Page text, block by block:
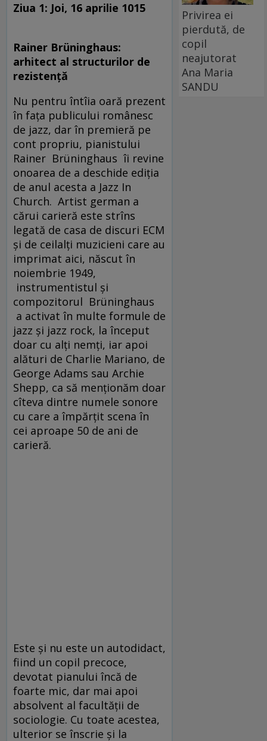
Ziua 1: Joi, 16 aprilie 1015
Rainer Brüninghaus:
arhitect al structurilor de
rezistenţă
Nu pentru întîia oară prezent
în faţa publicului românesc
de jazz, dar în premieră pe
cont propriu, pianistului
Rainer Brüninghaus îi revine
onoarea de a deschide ediţia
de anul acesta a Jazz In
Church. Artist german a
cărui carieră este strîns
legată de casa de discuri ECM
şi de ceilalţi muzicieni care au
imprimat aici, născut în
noiembrie 1949,
instrumentistul şi
compozitorul Brüninghaus
a activat în multe formule de
jazz şi jazz rock, la început
doar cu alţi nemți, iar apoi
alături de Charlie Mariano, de
George Adams sau Archie
Shepp, ca să menţionăm doar
cîteva dintre numele sonore
cu care a împărţit scena în
cei aproape 50 de ani de
carieră.
Este şi nu este un autodidact,
fiind un copil precoce,
devotat pianului încă de
foarte mic, dar mai apoi
absolvent al facultăţii de
sociologie. Cu toate acestea,
ulterior se înscrie şi la
Privirea ei
pierdută, de
copil
neajutorat
Ana Maria
SANDU